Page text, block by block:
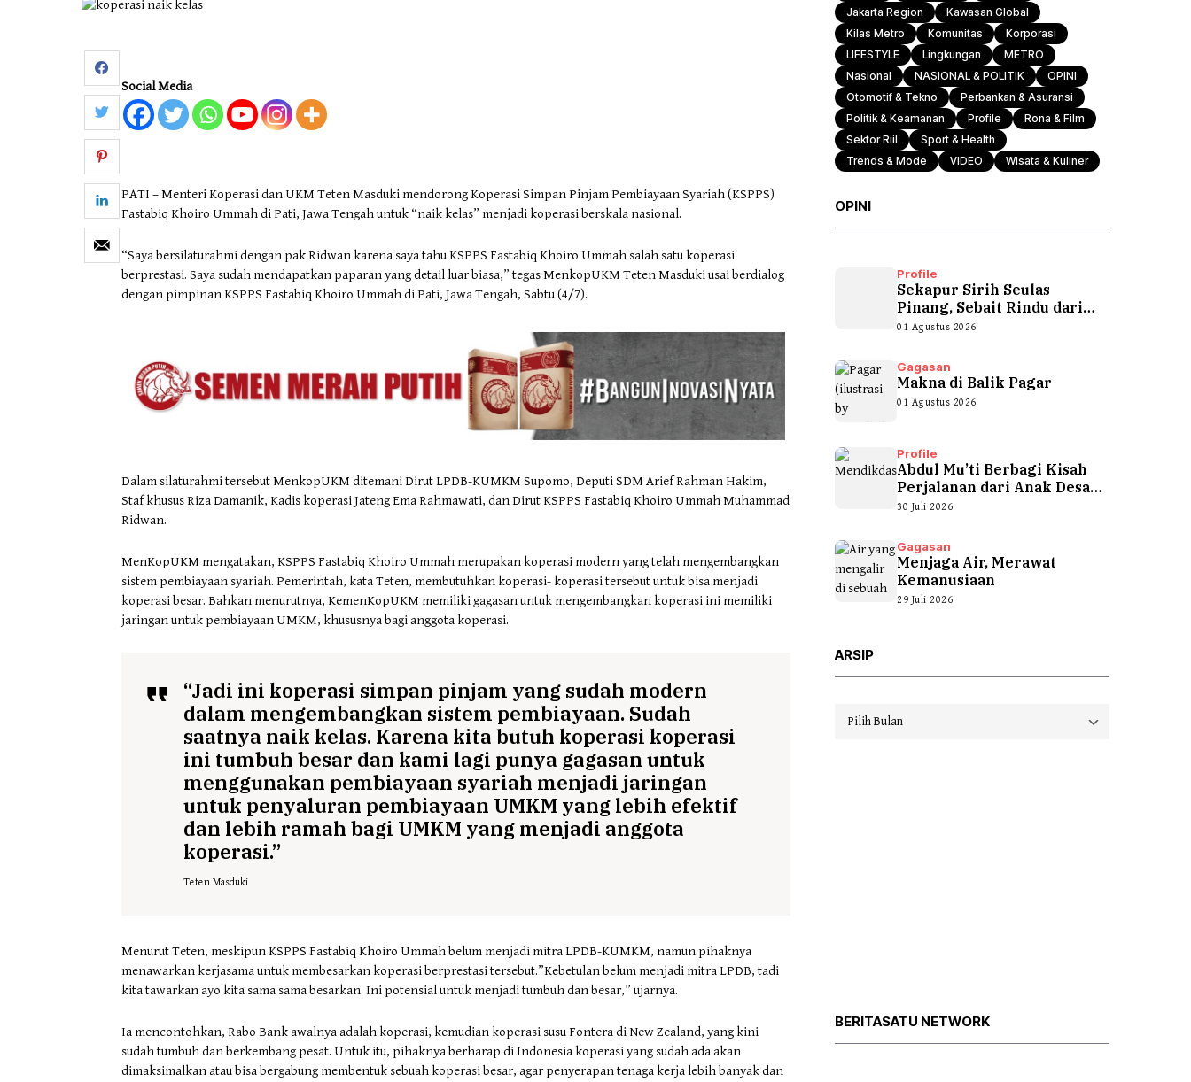
Social Media
PATI – Menteri Koperasi dan UKM Teten Masduki mendorong Koperasi Simpan Pinjam Pembiayaan Syariah (KSPPS)
Fastabiq Khoiro Ummah di Pati, Jawa Tengah untuk “naik kelas” menjadi koperasi berskala nasional.
“Saya bersilaturahmi dengan pak Ridwan karena saya tahu KSPPS Fastabiq Khoiro Ummah salah satu koperasi
berprestasi. Saya sudah mendapatkan paparan yang detail luar biasa,” tegas MenkopUKM Teten Masduki usai berdialog
dengan pimpinan KSPPS Fastabiq Khoiro Ummah di Pati, Jawa Tengah, Sabtu (4/7).
Dalam silaturahmi tersebut MenkopUKM ditemani Dirut LPDB-KUMKM Supomo, Deputi SDM Arief Rahman Hakim,
Staf khusus Riza Damanik, Kadis koperasi Jateng Ema Rahmawati, dan Dirut KSPPS Fastabiq Khoiro Ummah Muhammad
Ridwan.
MenKopUKM mengatakan, KSPPS Fastabiq Khoiro Ummah merupakan koperasi modern yang telah mengembangkan
sistem pembiayaan syariah. Pemerintah, kata Teten, membutuhkan koperasi- koperasi tersebut untuk bisa menjadi
koperasi besar. Bahkan menurutnya, KemenKopUKM memiliki gagasan untuk mengembangkan koperasi ini memiliki
jaringan untuk pembiayaan UMKM, khususnya bagi anggota koperasi.
“Jadi ini koperasi simpan pinjam yang sudah modern
dalam mengembangkan sistem pembiayaan. Sudah
saatnya naik kelas. Karena kita butuh koperasi koperasi
ini tumbuh besar dan kami lagi punya gagasan untuk
menggunakan pembiayaan syariah menjadi jaringan
untuk penyaluran pembiayaan UMKM yang lebih efektif
dan lebih ramah bagi UMKM yang menjadi anggota
koperasi.”
Teten Masduki
Menurut Teten, meskipun KSPPS Fastabiq Khoiro Ummah belum menjadi mitra LPDB-KUMKM, namun pihaknya
menawarkan kerjasama untuk membesarkan koperasi berprestasi tersebut.”Kebetulan belum menjadi mitra LPDB, tadi
kita tawarkan ayo kita sama sama besarkan. Ini potensial untuk menjadi tumbuh dan besar,” ujarnya.
Ia mencontohkan, Rabo Bank awalnya adalah koperasi, kemudian koperasi susu Fontera di New Zealand, yang kini
sudah tumbuh dan berkembang pesat. Untuk itu, pihaknya berharap di Indonesia koperasi yang sudah ada akan
dimaksimalkan atau bisa bergabung membentuk sebuah koperasi besar, agar penyerapan tenaga kerja lebih banyak dan
Jakarta Region
Kawasan Global
Kilas Metro
Komunitas
Korporasi
LIFESTYLE
Lingkungan
METRO
Nasional
NASIONAL & POLITIK
OPINI
Otomotif & Tekno
Perbankan & Asuransi
Politik & Keamanan
Profile
Rona & Film
Sektor Riil
Sport & Health
Trends & Mode
VIDEO Wisata & Kuliner
OPINI
Profile
Sekapur Sirih Seulas
Pinang, Sebait Rindu dari
Tepian Teluk
01 Agustus 2026
Gagasan
Makna di Balik Pagar
01 Agustus 2026
Profile
Abdul Mu’ti Berbagi Kisah
Perjalanan dari Anak Desa
hingga...
30 Juli 2026
Gagasan
Menjaga Air, Merawat
Kemanusiaan
29 Juli 2026
ARSIP
Arsip
BERITASATU NETWORK